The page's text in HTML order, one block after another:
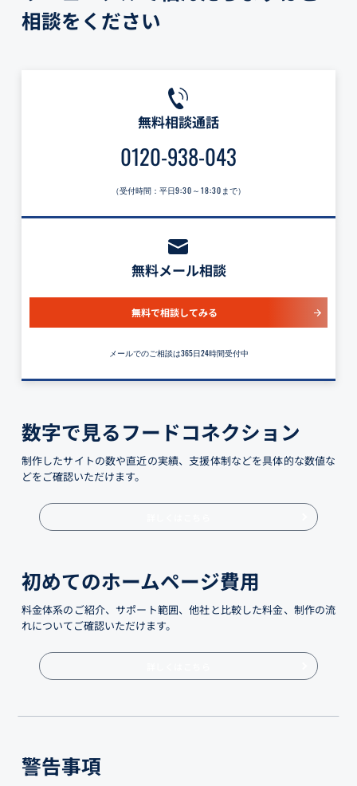
相談をください
無料相談通話
0120-938-043
（受付時間：平日9:30～18:30 まで）
無料メール相談
無料で相談してみる
メールでのご相談は365日24時間受付中
数字で見るフードコネクション
制作したサイトの数や直近の実績、支援体制などを具体的な数値な
どをご確認いただけます。
初めてのホームページ費用
料金体系のご紹介、サポート範囲、他社と比較した料金、制作の流
れについてご確認いただけます。
警告事項